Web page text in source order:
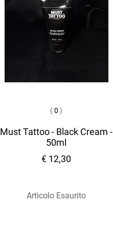
(0 )
Must Tattoo - Black Cream -
50ml
€ 12,30
Articolo Esaurito